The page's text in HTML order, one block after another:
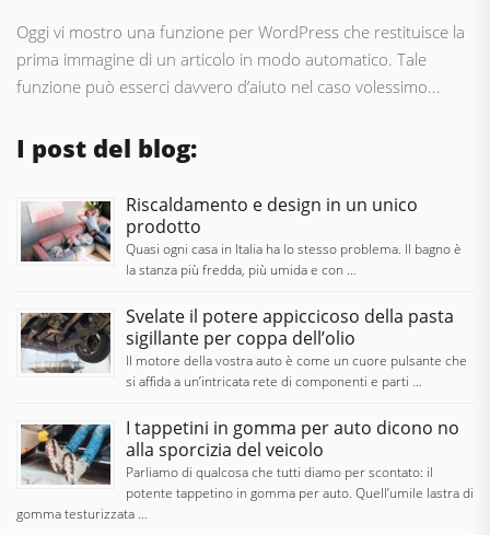
Oggi vi mostro una funzione per WordPress che restituisce la
prima immagine di un articolo in modo automatico. Tale
funzione può esserci davvero d’aiuto nel caso volessimo...
I post del blog:
Riscaldamento e design in un unico
prodotto
Quasi ogni casa in Italia ha lo stesso problema. Il bagno è
la stanza più fredda, più umida e con …
Svelate il potere appiccicoso della pasta
sigillante per coppa dell’olio
Il motore della vostra auto è come un cuore pulsante che
si affida a un’intricata rete di componenti e parti …
I tappetini in gomma per auto dicono no
alla sporcizia del veicolo
Parliamo di qualcosa che tutti diamo per scontato: il
potente tappetino in gomma per auto. Quell’umile lastra di
gomma testurizzata …